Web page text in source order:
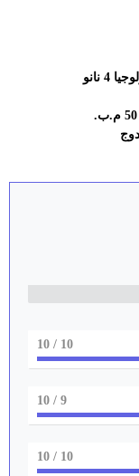
10
/ 10
9
/ 10
10
/ 10